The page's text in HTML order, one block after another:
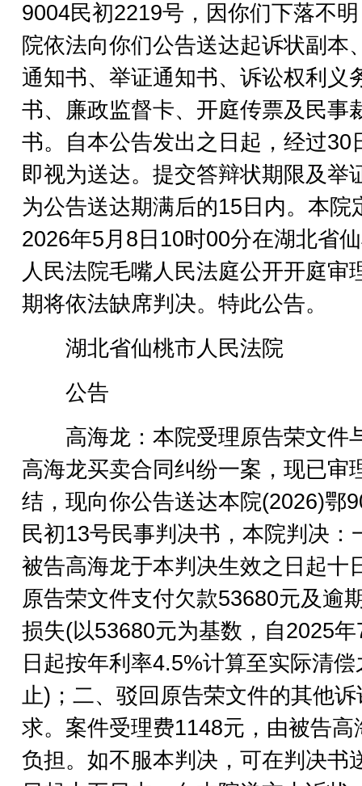
9004民初2219号，因你们下落不
院依法向你们公告送达起诉状副本
通知书、举证通知书、诉讼权利义
书、廉政监督卡、开庭传票及民事
书。自本公告发出之日起，经过30
即视为送达。提交答辩状期限及举
为公告送达期满后的15日内。本院
2026年5月8日10时00分在湖北省
人民法院毛嘴人民法庭公开开庭审
期将依法缺席判决。特此公告。
湖北省仙桃市人民法院
公告
高海龙：本院受理原告荣文件
高海龙买卖合同纠纷一案，现已审
结，现向你公告送达本院(2026)鄂
民初13号民事判决书，本院判决：
被告高海龙于本判决生效之日起十
原告荣文件支付欠款53680元及逾
损失(以53680元为基数，自2025年
日起按年利率4.5%计算至实际清偿
止)；二、驳回原告荣文件的其他诉
求。案件受理费1148元，由被告高
负担。如不服本判决，可在判决书